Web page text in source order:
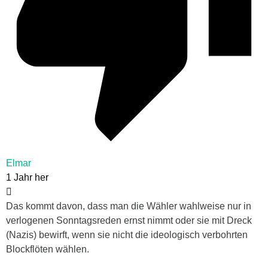
Elmar
1 Jahr her
Das kommt davon, dass man die Wähler wahlweise nur in
verlogenen Sonntagsreden ernst nimmt oder sie mit Dreck
(Nazis) bewirft, wenn sie nicht die ideologisch verbohrten
Blockflöten wählen.